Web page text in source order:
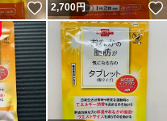
いいね！
2,700円